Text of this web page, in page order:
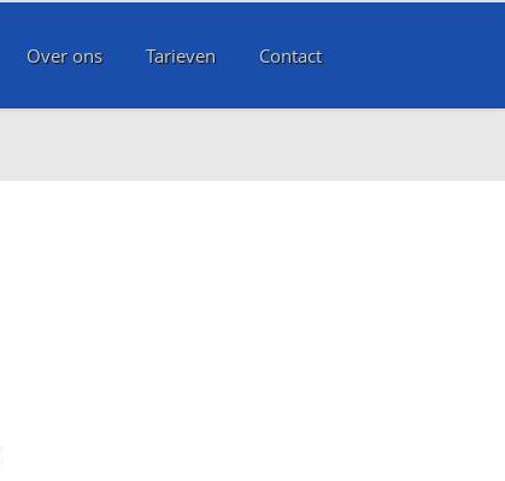
Over ons Tarieven Contact